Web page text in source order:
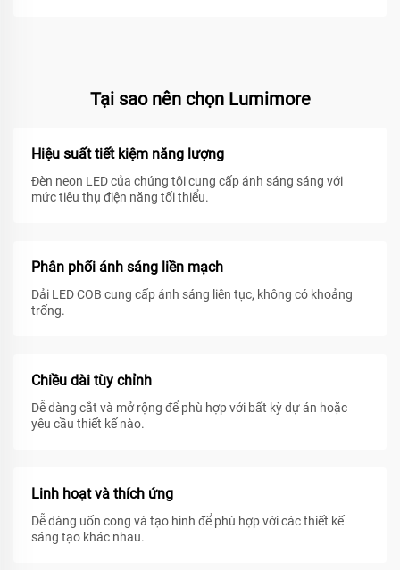
Tại sao nên chọn Lumimore
Hiệu suất tiết kiệm năng lượng
Đèn neon LED của chúng tôi cung cấp ánh sáng sáng với
mức tiêu thụ điện năng tối thiểu.
Phân phối ánh sáng liền mạch
Dải LED COB cung cấp ánh sáng liên tục, không có khoảng
trống.
Chiều dài tùy chỉnh
Dễ dàng cắt và mở rộng để phù hợp với bất kỳ dự án hoặc
yêu cầu thiết kế nào.
Linh hoạt và thích ứng
Dễ dàng uốn cong và tạo hình để phù hợp với các thiết kế
sáng tạo khác nhau.